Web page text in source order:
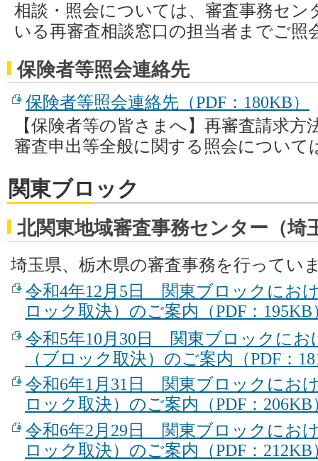
相談・照会については、審査事務セン
いる再審査相談窓口の担当者までご照
保険者等照会連絡先
保険者等照会連絡先（PDF：180KB）
【保険者等の皆さまへ】再審査請求方
審査申出等全般に関する照会について
関東ブロック
北関東地域審査事務センター（埼
埼玉県、栃木県の審査事務を行ってい
令和4年12月5日 関東ブロックにお
ロック取決）のご案内（PDF：195KB
令和5年10月30日 関東ブロックにお
（ブロック取決）のご案内（PDF：
令和6年1月31日 関東ブロックにお
ロック取決）のご案内（PDF：206KB
令和6年2月29日 関東ブロックにお
ロック取決）のご案内（PDF：212KB